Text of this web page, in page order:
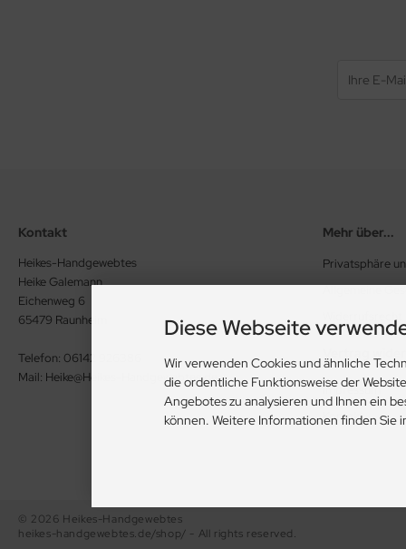
Kontakt
Heikes-Handgewebtes
Heike Galemann
Eichenweg 6
65479 Raunheim
Telefon: 06142 926386
Mail: Heike@Heikes-Handgewebtes.de
Mehr über...
Privatsphäre
Allgemeine
Widerrufsrecht
Impressum
Kontakt
© 2026 Heikes-Handgewebtes
heikes-handgewebtes.de/shop/ - All rights reserved.
Diese Webseite
Wir verwenden Cookies und ähnliche
die ordentliche Funktionsweise der
Angebotes zu analysieren und Ihnen ein
können. Weitere Informationen finden Sie